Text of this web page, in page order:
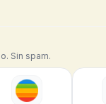
Sin spam.